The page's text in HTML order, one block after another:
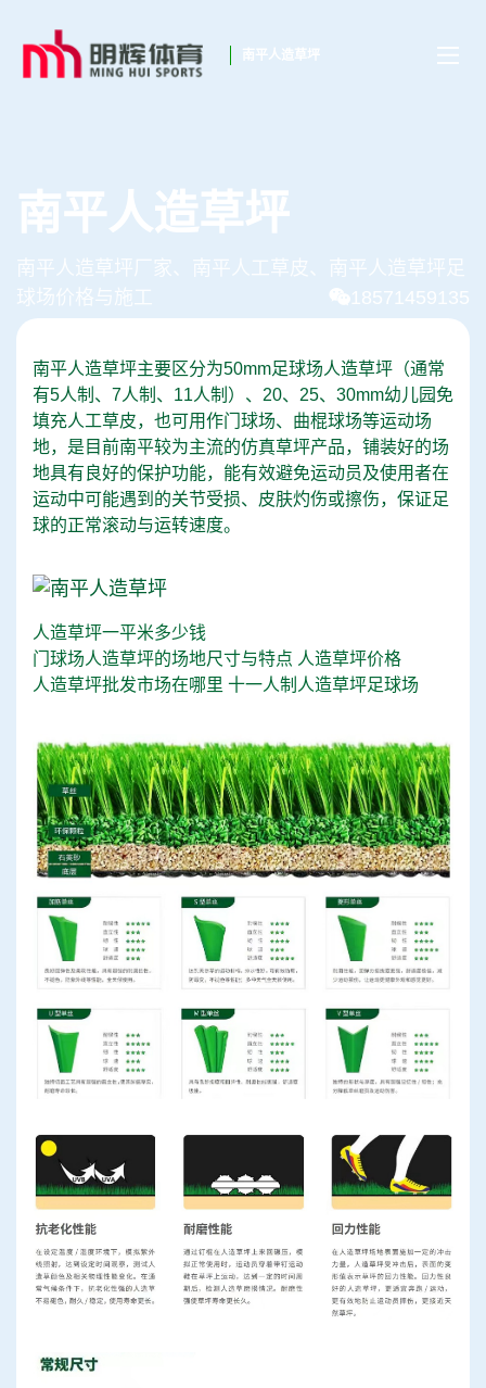
南平人造草坪
南平人造草坪
南平人造草坪厂家、南平人工草皮、南平人造草坪足
球场价格与施工
18571459135
南平人造草坪主要区分为50mm足球场人造草坪（通常
有5人制、7人制、11人制）、20、25、30mm幼儿园免
填充人工草皮，也可用作门球场、曲棍球场等运动场
地，是目前南平较为主流的仿真草坪产品，铺装好的场
地具有良好的保护功能，能有效避免运动员及使用者在
运动中可能遇到的关节受损、皮肤灼伤或擦伤，保证足
球的正常滚动与运转速度。
人造草坪一平米多少钱
门球场人造草坪的场地尺寸与特点 人造草坪价格
人造草坪批发市场在哪里 十一人制人造草坪足球场